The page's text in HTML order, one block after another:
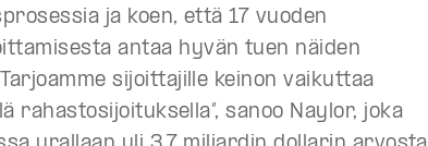
ja koen, että 17 vuoden
antaa hyvän tuen näiden
sijoittajille keinon vaikuttaa
rahastosijoituksella”, sanoo Naylor, joka